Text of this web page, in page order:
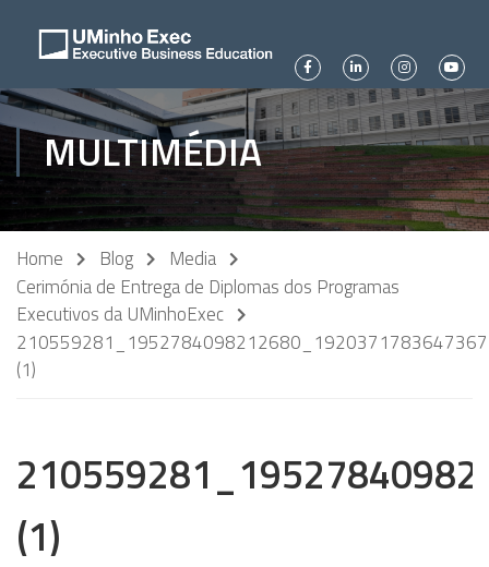
MULTIMÉDIA
Home Blog
Media
Cerimónia de Entrega de Diplomas dos Programas
Executivos da UMinhoExec
(1)
(1)